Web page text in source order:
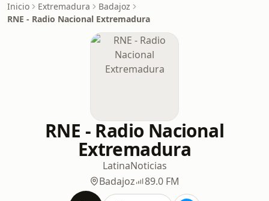
Inicio Extremadura
Badajoz
RNE - Radio Nacional Extremadura
RNE - Radio Nacional
Extremadura
LatinaNoticias
Badajoz
89.0 FM